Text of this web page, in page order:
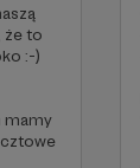
że to
:-)
mamy